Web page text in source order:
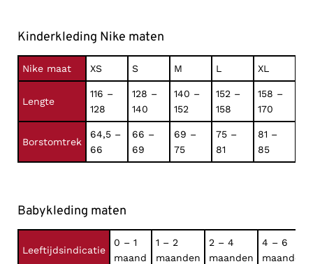
Kinderkleding Nike maten
Nike maat XS S M L XL
Lengte
116 –
128
128 –
140
140 –
152
152 –
158
158 –
170
Borstomtrek
64,5 –
66
66 –
69
69 –
75
75 –
81
81 –
85
Babykleding maten
Leeftijdsindicatie
0 – 1
maand
1 – 2
maanden
2 – 4
maanden
4 – 6
maanden